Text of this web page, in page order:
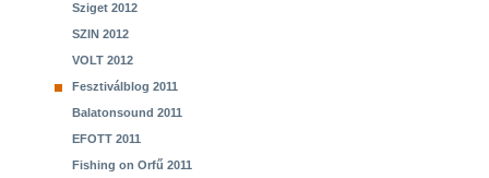
Sziget 2012
SZIN 2012
VOLT 2012
Fesztiválblog 2011
Balatonsound 2011
EFOTT 2011
Fishing on Orfű 2011